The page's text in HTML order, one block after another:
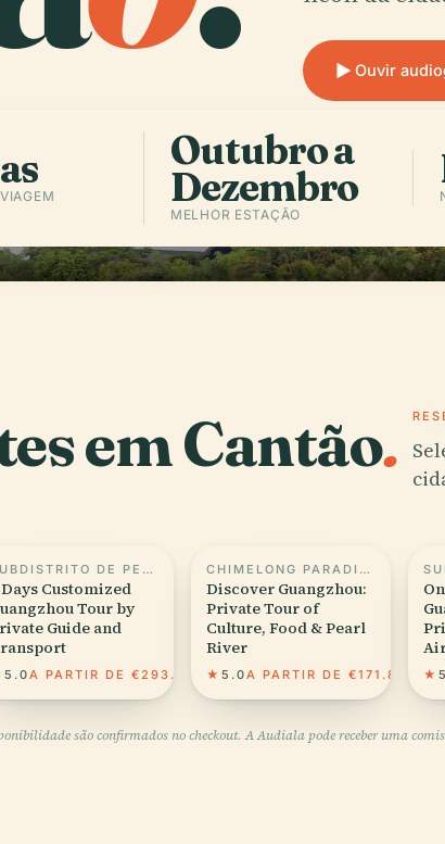
Ouvir
Outubro a
Dezembro
MELHOR ESTAÇÃO
em Cantão.
SUBDISTRITO DE PEQUIM, CANTÃO
Days Customized
Tour by
Guide and
5.0A PARTIR DE €293.56
CHIMELONG PARADISE
Discover Guangzhou:
Private Tour of
Culture, Food & Pearl
River
★ 5.0A PARTIR DE €171.82 ★
são confirmados no checkout. A Audiala pode receber uma